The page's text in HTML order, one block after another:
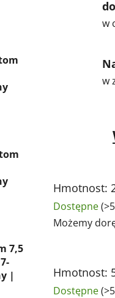
7,5
|
w
w
Hmotnost:
Dostępne
Możemy
Hmotnost:
Dostępne